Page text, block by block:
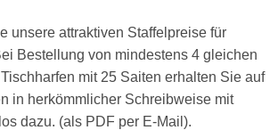
unsere attraktiven Staffelpreise für
Bestellung von mindestens 4 gleichen
mit 25 Saiten erhalten Sie auf
in herkömmlicher Schreibweise mit
dazu. (als PDF per E-Mail).